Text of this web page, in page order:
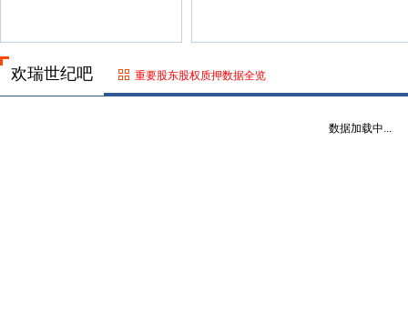
欢瑞世纪吧 重要股东股权质押数据全览